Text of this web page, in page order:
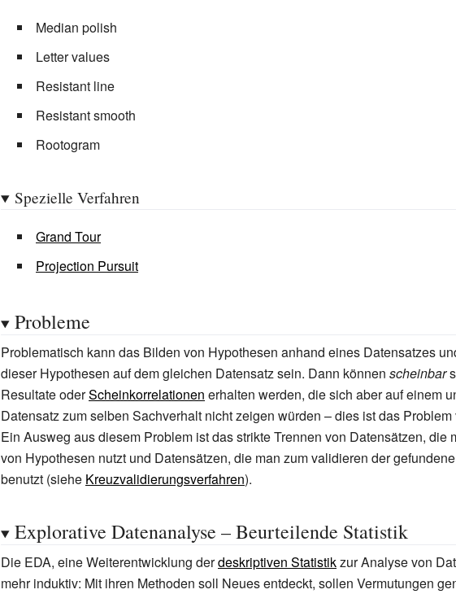
Median polish
Letter values
Resistant line
Resistant smooth
Rootogram
Spezielle Verfahren
Grand Tour
Projection Pursuit
Probleme
Problematisch kann das Bilden von Hypothesen anhand eines Datensatzes
dieser Hypothesen auf dem gleichen Datensatz sein. Dann können scheinbar
Resultate oderScheinkorrelationen erhalten werden, die sich aber auf einem
Datensatz zum selben Sachverhalt nicht zeigen würden – dies ist das
Ein Ausweg aus diesem Problem ist das strikte Trennen von Datensätzen, die
von Hypothesen nutzt und Datensätzen, die man zum validieren der
benutzt (siehe Kreuzvalidierungsverfahren).
Explorative Datenanalyse – Beurteilende Statistik
Die EDA, eine Weiterentwicklung derdeskriptiven Statistikzur Analyse von
mehr induktiv: Mit ihren Methoden soll Neues entdeckt, sollen Vermutungen